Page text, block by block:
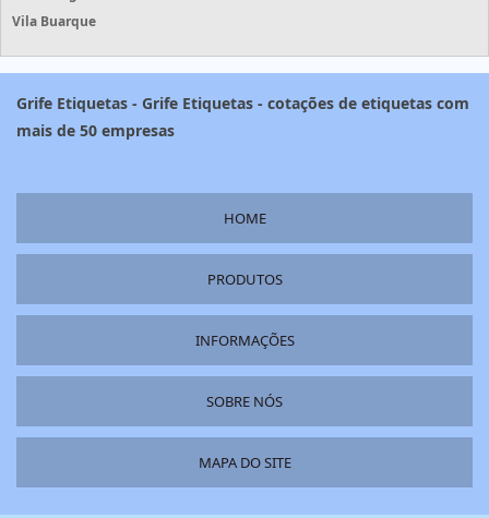
Vila Buarque
Grife Etiquetas - Grife Etiquetas - cotações de etiquetas com
mais de 50 empresas
HOME
PRODUTOS
INFORMAÇÕES
SOBRE NÓS
MAPA DO SITE